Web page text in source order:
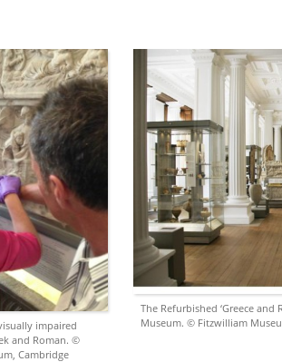
impaired
and Roman. ©
Cambridge
The Refurbished ‘Greece
Museum. © Fitzwilliam